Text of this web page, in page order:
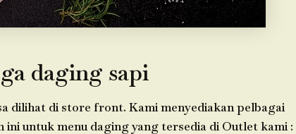
daging sapi
dilihat di store front. Kami menyediakan pelbagai
untuk menu daging yang tersedia di Outlet kami :